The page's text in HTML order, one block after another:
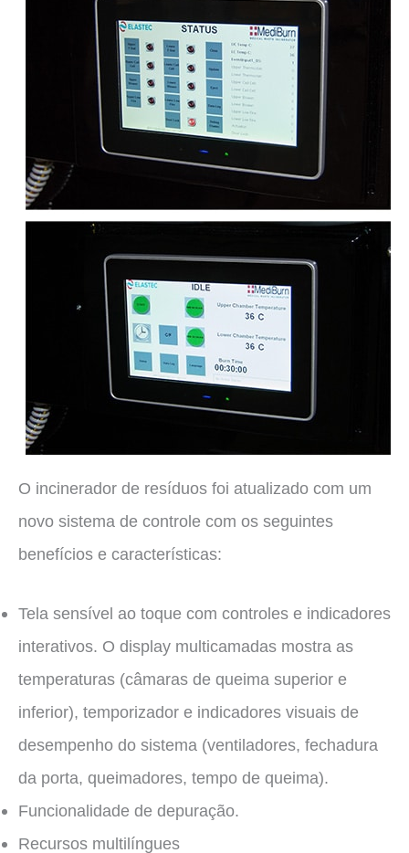
O incinerador de resíduos foi atualizado com um
novo sistema de controle com os seguintes
benefícios e características:
Tela sensível ao toque com controles e indicadores
interativos. O display multicamadas mostra as
temperaturas (câmaras de queima superior e
inferior), temporizador e indicadores visuais de
desempenho do sistema (ventiladores, fechadura
da porta, queimadores, tempo de queima).
Funcionalidade de depuração.
Recursos multilíngues